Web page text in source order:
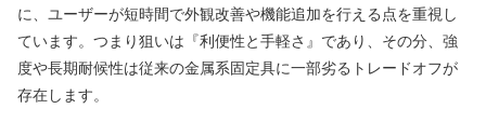
に、ユーザーが短時間で外観改善や機能追加を行える点を重視し
ています。つまり狙いは『利便性と手軽さ』であり、その分、強
度や長期耐候性は従来の金属系固定具に一部劣るトレードオフが
存在します。